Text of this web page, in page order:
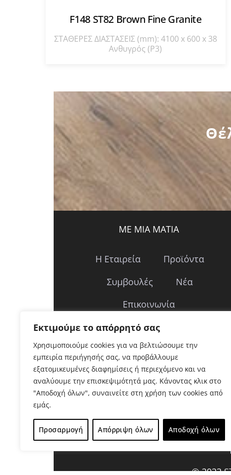
Εκτιμούμε το απόρρητό σας
Χρησιμοποιούμε cookies για να βελτιώσουμε την
εμπειρία περιήγησής σας, να προβάλλουμε
εξατομικευμένες διαφημίσεις ή περιεχόμενο και να
αναλύουμε την επισκεψιμότητά μας. Κάνοντας κλικ στο
"Αποδοχή όλων", συναινείτε στη χρήση των cookies από
εμάς.
Προσαρμογή Απόρριψη όλων Αποδοχή όλων
F148 ST82 Brown Fine Granite
ΣΤΑΘΕΡΕΣ ΔΙΑΣΤΑΣΕΙΣ (mm): 4100 x 600 x 38
Ανθυγρός (P3)
ΜΕ ΜΙΑ ΜΑΤΙΑ
Η Εταιρεία
Προϊόντα
Συμβουλές
Νέα
Επικοινωνία
Δάπεδα
Μελαμίνες
Ξυλεία
© 2023